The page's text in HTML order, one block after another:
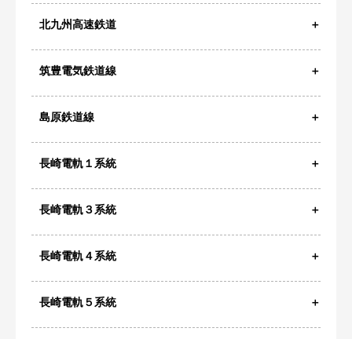
北九州高速鉄道
筑豊電気鉄道線
島原鉄道線
長崎電軌１系統
長崎電軌３系統
長崎電軌４系統
長崎電軌５系統